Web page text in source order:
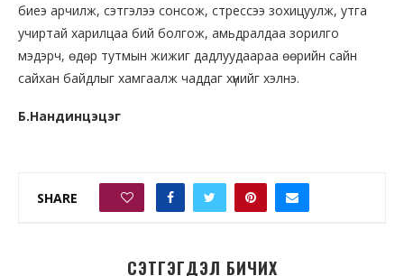
биеэ арчилж, сэтгэлээ сонсож, стрессээ зохицуулж, утга
учиртай харилцаа бий болгож, амьдралдаа зорилго
мэдэрч, өдөр тутмын жижиг дадлуудаараа өөрийн сайн
сайхан байдлыг хамгаалж чаддаг хүнийг хэлнэ.
Б.Нандинцэцэг
SHARE
СЭТГЭГДЭЛ БИЧИХ